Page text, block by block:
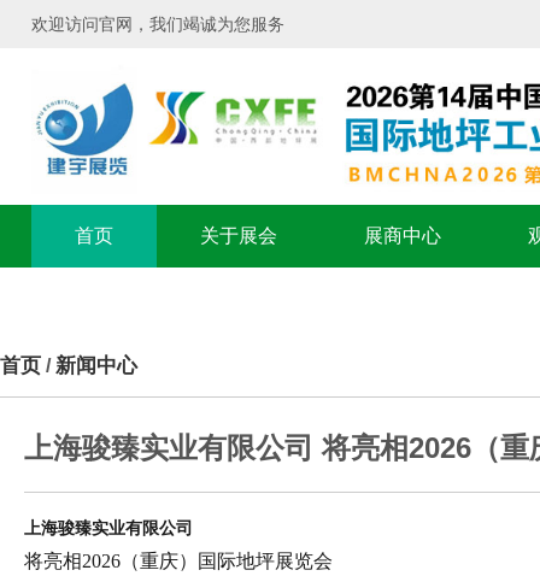
欢迎访问官网，我们竭诚为您服务
首页 关于展会 展商中心
首页 /新闻中心
上海骏臻实业有限公司 将亮相2026（
上海骏臻实业有限公司
将亮相2026（重庆）国际地坪展览会